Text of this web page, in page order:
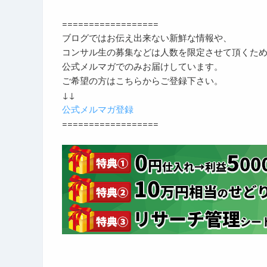
==================
ブログではお伝え出来ない新鮮な情報や、
コンサル生の募集などは人数を限定させて頂くため
公式メルマガでのみお届けしています。
ご希望の方はこちらからご登録下さい。
↓↓
公式メルマガ登録
==================